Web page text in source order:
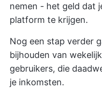
nemen - het geld dat
platform te krijgen.
Nog een stap verder
bijhouden van
gebruikers, die
je inkomsten.